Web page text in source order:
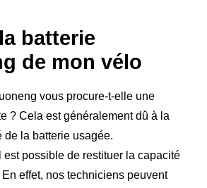
batterie
de mon vélo
vous procure-t-elle une
? Cela est généralement dû à la
de la batterie usagée.
est possible de restituer la capacité
effet, nos techniciens peuvent